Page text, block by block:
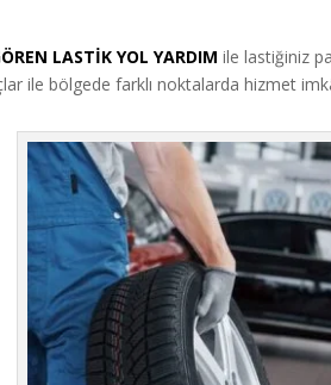
LASTİK YOL YARDIM ile lastiğiniz
ile bölgede farklı noktalarda hizmet